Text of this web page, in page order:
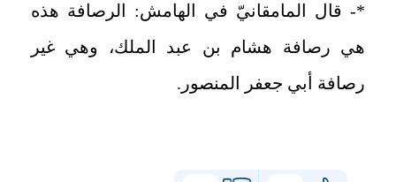
*- قال المامقانيّ في الهامش: الرصافة هذه
هي رصافة هشام بن عبد الملك، وهي غير
رصافة أبي جعفر المنصور.